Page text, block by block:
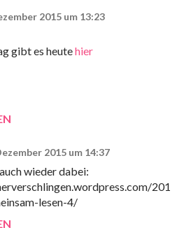
2015 um 13:23
gibt es heutehier
2015 um 14:37
wieder dabei:
201
lesen-4/